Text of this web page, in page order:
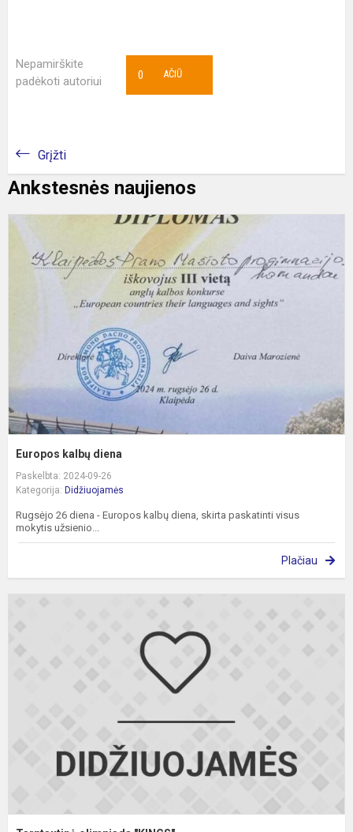
Nepamirškite
padėkoti autoriui
AČIŪ
0
Grįžti
Ankstesnės naujienos
Europos kalbų diena
Paskelbta: 2024-09-26
Kategorija: Didžiuojamės
Rugsėjo 26 diena - Europos kalbų diena, skirta paskatinti visus
mokytis užsienio...
Plačiau